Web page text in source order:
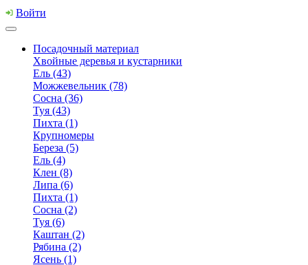
Войти
Посадочный материал
Хвойные деревья и кустарники
Ель (43)
Можжевельник (78)
Сосна (36)
Туя (43)
Пихта (1)
Крупномеры
Береза (5)
Ель (4)
Клен (8)
Липа (6)
Пихта (1)
Сосна (2)
Туя (6)
Каштан (2)
Рябина (2)
Ясень (1)